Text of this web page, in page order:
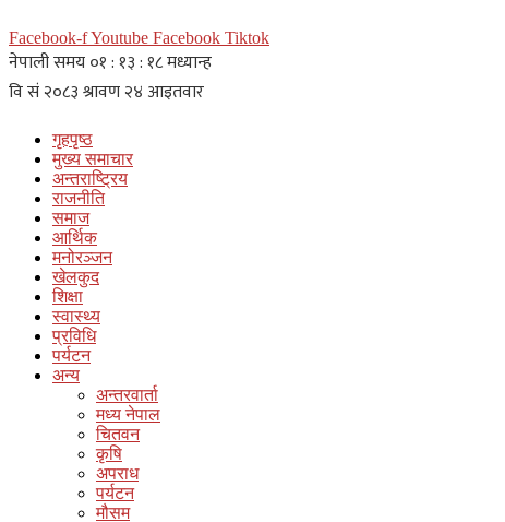
Facebook-fYoutube Facebook Tiktok
गृहपृष्ठ
मुख्य समाचार
अन्तराष्ट्रिय
राजनीति
समाज
आर्थिक
मनोरञ्जन
खेलकुद
शिक्षा
स्वास्थ्य
प्रविधि
पर्यटन
अन्य
अन्तरवार्ता
मध्य नेपाल
चितवन
कृषि
अपराध
पर्यटन
मौसम